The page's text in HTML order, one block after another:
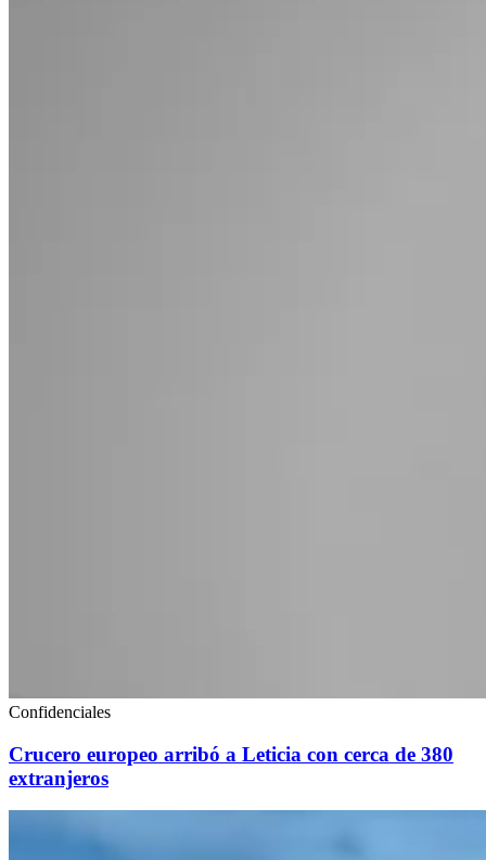
Confidenciales
Crucero europeo arribó a Leticia con cerca de 380
extranjeros